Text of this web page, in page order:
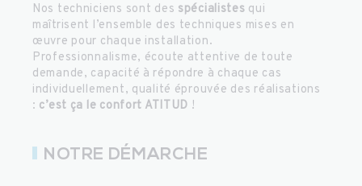
Nos techniciens sont des spécialistes qui
maîtrisent l’ensemble des techniques mises en
œuvre pour chaque installation.
Professionnalisme, écoute attentive de toute
demande, capacité à répondre à chaque cas
individuellement, qualité éprouvée des réalisations
: c’est ça le confort ATITUD !
NOTRE DÉMARCHE